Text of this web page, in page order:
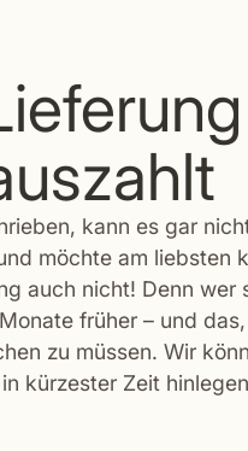
kann es gar
möchte am liebsten
auch nicht! Denn
früher – und
zu müssen. Wir
kürzester Zeit